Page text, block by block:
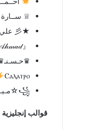
♕
★彡 علي 彡★
『𝒜𝒽𝓂𝒶𝒹』
Ⲥⲁⲗⲁⲧⲣⲟ
꧁☆مـيـمـو☆꧂
قوالب